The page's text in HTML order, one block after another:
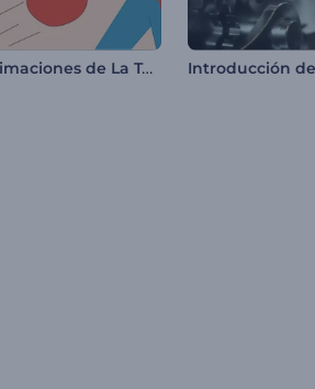
Animaciones de La Tomatina